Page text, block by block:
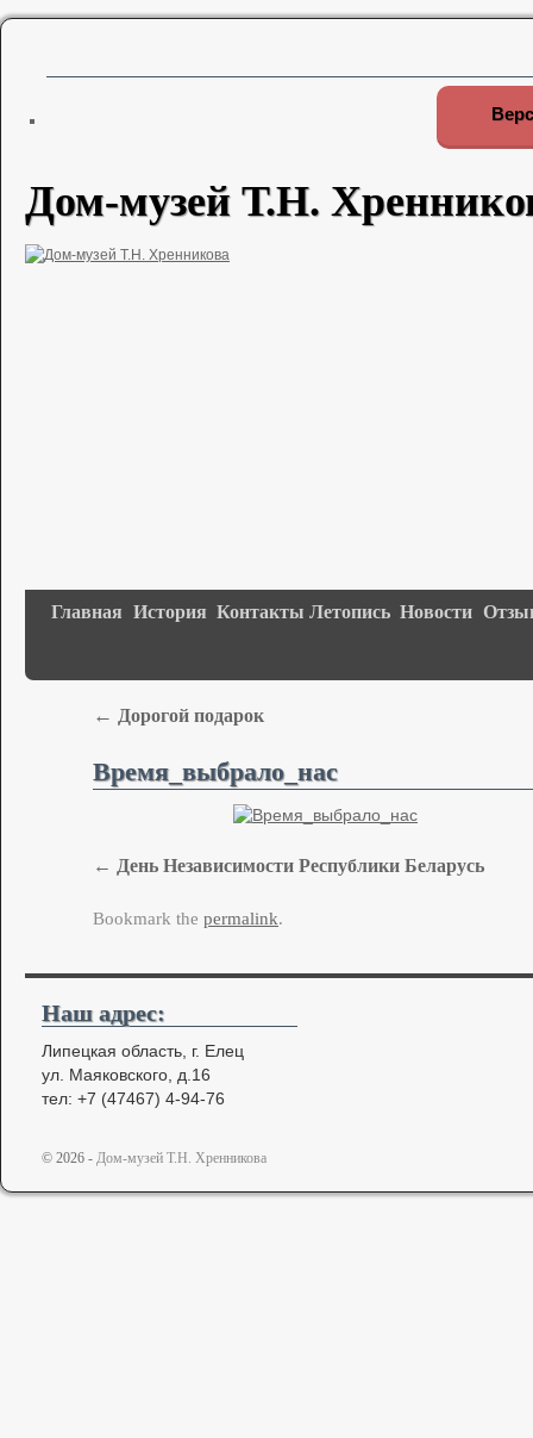
Дом-музей Т.Н.
Главная История Контакты Летопись Новости
← Дорогой подарок
Время_выбрало_нас
День Независимости Республики Беларусь
Bookmark the permalink.
Наш адрес:
Липецкая область, г. Елец
ул. Маяковского, д.16
тел: +7 (47467) 4-94-76
© 2026 - Дом-музей Т.Н. Хренникова